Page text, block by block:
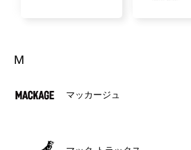
M
マッカージュ